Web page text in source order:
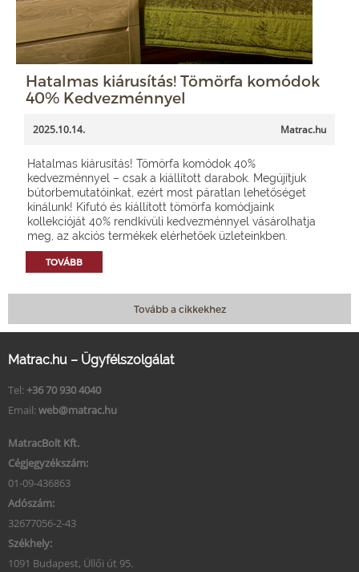
Hatalmas kiárusítás! Tömörfa komódok
40% Kedvezménnyel
2025.10.14. Matrac.hu
Hatalmas kiárusítás! Tömörfa komódok 40%
kedvezménnyel – csak a kiállított darabok. Megújítjuk
bútorbemutatóinkat, ezért most páratlan lehetőséget
kínálunk! Kifutó és kiállított tömörfa komódjaink
kollekcióját 40% rendkívüli kedvezménnyel vásárolhatja
meg, az akciós termékek elérhetőek üzleteinkben.
TOVÁBB
Tovább a cikkekhez
Matrac.hu – Ügyfélszolgálat
Tel: +36 70 930 4040
Email: web@matrac.hu
MatracBolt Kft.
Cégjegyzékszám:
01-09-436863
Adószám:
32677056-2-43
Székhely:
1091 Budapest, Üllői út 95.